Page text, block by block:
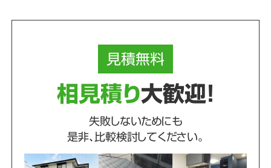
見積無料
相見積り大歓迎！
失敗しないためにも
是非、比較検討してください。